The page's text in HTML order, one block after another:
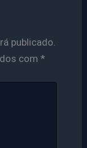
publicado.
com *